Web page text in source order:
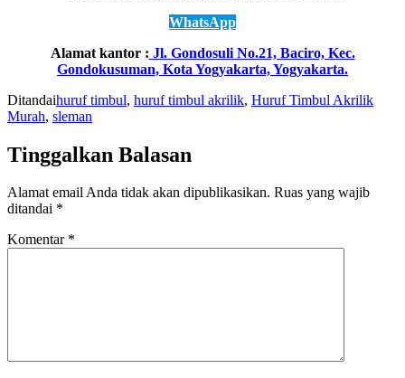
WhatsApp
Alamat kantor : Jl. Gondosuli No.21, Baciro, Kec.
Gondokusuman, Kota Yogyakarta, Yogyakarta.
Ditandaihuruf timbul, huruf timbul akrilik, Huruf Timbul Akrilik
Murah, sleman
Tinggalkan Balasan
Alamat email Anda tidak akan dipublikasikan. Ruas yang wajib
ditandai *
Komentar *